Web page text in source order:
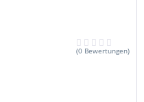
(0 Bewertungen)